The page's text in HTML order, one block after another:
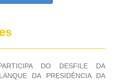
DO DESFILE DA
DA PRESIDÊNCIA DA